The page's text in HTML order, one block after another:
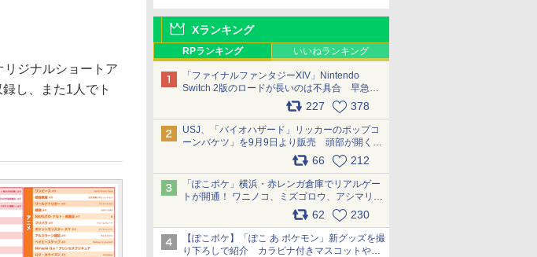
Xランキング
RPランキング いいねランキング
「ファイナルファンタジーXIV」Nintendo
Switch 2版のロードが長いのは不具合 早急に
アップデートできるよう対応中227 378
USJ、「バイオハザード」リッカーのポップコ
ーンバケツ」を9月9日より販売 頭部が開く仕
組み。味は恐怖を堪のう「味噌フレーバー」
66 212
「ぽこポケ」横浜・赤レンガ倉庫でリアルゲー
トが開通！ ワニノコ、ミズゴロウ、アシマリ登
場シーンをレポート pic.x.com/LDgEByVl6D
62 230
【ぽこポケ】「ぽこ あ ポケモン」新グッズを撮
り下ろしで紹介 カラビナ付きマスコットやス
ジナルショートア
し、また1人でト